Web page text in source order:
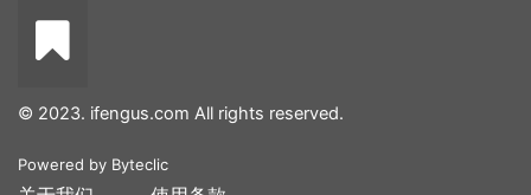
© 2023. ifengus.com All rights reserved.
Powered by Byteclic